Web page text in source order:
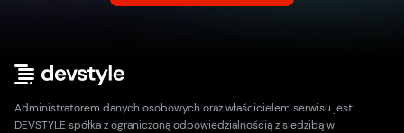
Administratorem danych osobowych oraz właścicielem serwisu jest:
DEVSTYLE spółka z ograniczoną odpowiedzialnością z siedzibą w